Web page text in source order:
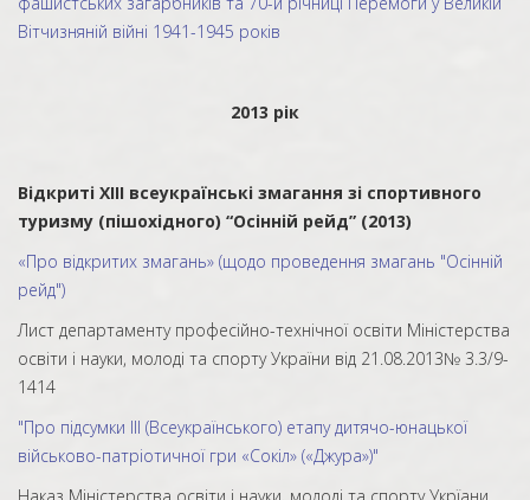
Вітчизняній війні 1941-1945 років
2013 рік
Відкриті XІІІ всеукраїнські змагання зі спортивного
туризму (пішохідного) “Осінній рейд” (2013)
«Про відкритих змагань» (щодо проведення змагань "Осінній
рейд")
Лист департаменту професійно-технічної освіти Міністерства
освіти і науки, молоді та спорту України від 21.08.2013№ 3.3/9-
1414
"Про підсумки ІІІ (Всеукраїнського) етапу дитячо-юнацької
військово-патріотичної гри «Сокіл» («Джура»)"